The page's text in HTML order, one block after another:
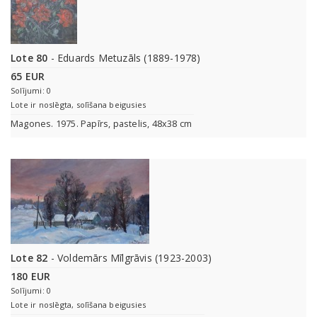
Lote 80 - Eduards Metuzāls (1889-1978)
65 EUR
Solījumi: 0
Lote ir noslēgta, solīšana beigusies
Magones. 1975. Papīrs, pastelis, 48x38 cm
Lote 82 - Voldemārs Mīlgrāvis (1923-2003)
180 EUR
Solījumi: 0
Lote ir noslēgta, solīšana beigusies